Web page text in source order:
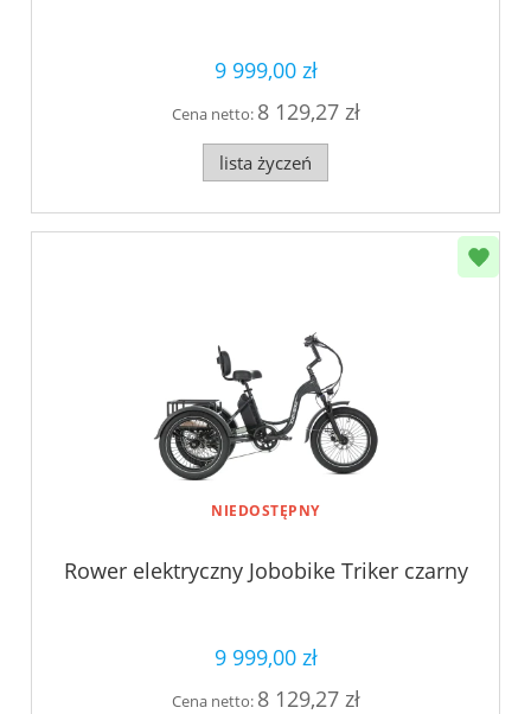
9 999,00 zł
Cena netto: 8 129,27 zł
lista życzeń
NIEDOSTĘPNY
Rower elektryczny Jobobike Triker czarny
9 999,00 zł
Cena netto: 8 129,27 zł